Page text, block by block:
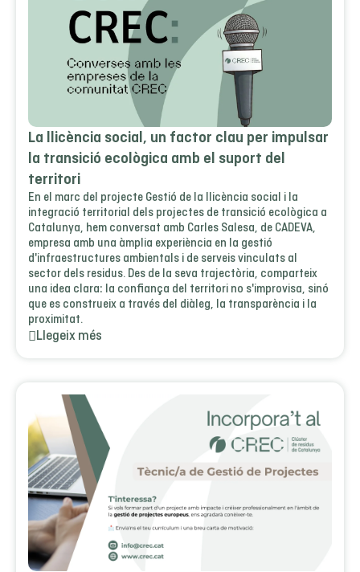
La llicència social, un factor clau per impulsar
la transició ecològica amb el suport del
territori
En el marc del projecte Gestió de la llicència social i la
integració territorial dels projectes de transició ecològica a
Catalunya, hem conversat amb Carles Salesa, de CADEVA,
empresa amb una àmplia experiència en la gestió
d'infraestructures ambientals i de serveis vinculats al
sector dels residus. Des de la seva trajectòria, comparteix
una idea clara: la confiança del territori no s'improvisa, sinó
que es construeix a través del diàleg, la transparència i la
proximitat.
Llegeix més